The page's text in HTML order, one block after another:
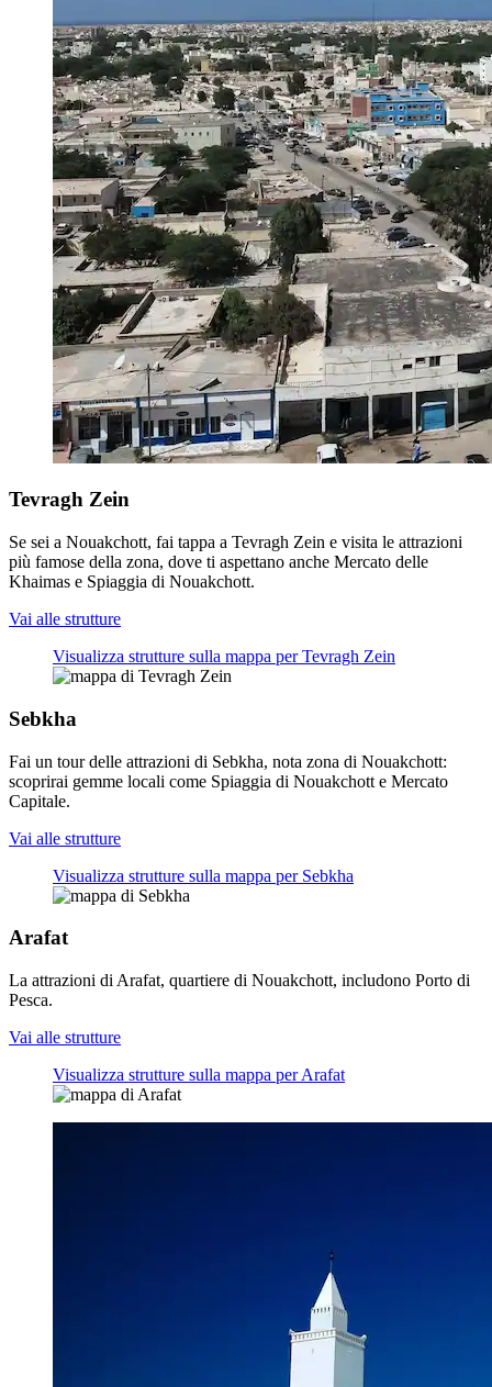
Tevragh Zein
Se sei a Nouakchott, fai tappa a Tevragh Zein e visita le attrazioni
più famose della zona, dove ti aspettano anche Mercato delle
Khaimas e Spiaggia di Nouakchott.
Vai alle strutture
Visualizza strutture sulla mappa per Tevragh Zein
Sebkha
Fai un tour delle attrazioni di Sebkha, nota zona di Nouakchott:
scoprirai gemme locali come Spiaggia di Nouakchott e Mercato
Capitale.
Vai alle strutture
Visualizza strutture sulla mappa per Sebkha
Arafat
La attrazioni di Arafat, quartiere di Nouakchott, includono Porto di
Pesca.
Vai alle strutture
Visualizza strutture sulla mappa per Arafat